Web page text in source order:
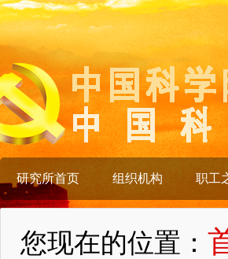
研究所首页 组织机构 职工
您现在的位置：